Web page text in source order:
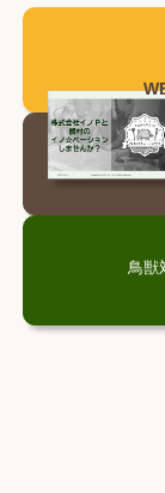
鳥獣